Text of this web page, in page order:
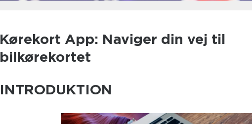
Kørekort App: Naviger din vej til
bilkørekortet
INTRODUKTION